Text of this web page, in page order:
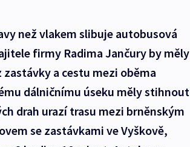
než vlakem slibuje autobusová
firmy Radima Jančury by měly
a cestu mezi oběma
dálničnímu úseku měly stihnout
drah urazí trasu mezi brněnským
se zastávkami ve Vyškově,